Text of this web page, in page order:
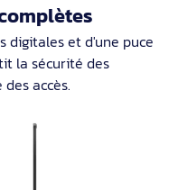
digitales et d'une puce
la sécurité des
accès.